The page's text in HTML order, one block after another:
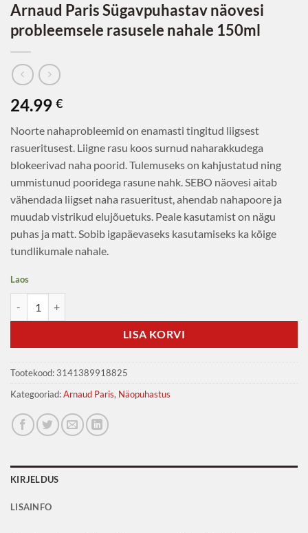
Arnaud Paris Sügavpuhastav näovesi
probleemsele rasusele nahale 150ml
24.99 €
Noorte nahaprobleemid on enamasti tingitud liigsest
rasueritusest. Liigne rasu koos surnud naharakkudega
blokeerivad naha poorid. Tulemuseks on kahjustatud ning
ummistunud pooridega rasune nahk. SEBO näovesi aitab
vähendada liigset naha rasueritust, ahendab nahapoore ja
muudab vistrikud elujõuetuks. Peale kasutamist on nägu
puhas ja matt. Sobib igapäevaseks kasutamiseks ka kõige
tundlikumale nahale.
Laos
LISA KORVI
Tootekood: 3141389918825
Kategooriad:Arnaud Paris, Näopuhastus
KIRJELDUS
LISAINFO